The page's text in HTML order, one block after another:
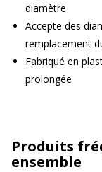
diamètre
Accepte des
remplacement
Fabriqué en
prolongée
Produits
ensemble